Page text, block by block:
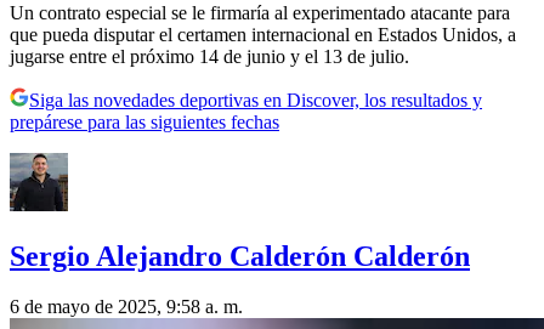
Un contrato especial se le firmaría al experimentado atacante para
que pueda disputar el certamen internacional en Estados Unidos, a
jugarse entre el próximo 14 de junio y el 13 de julio.
Siga las novedades deportivas en Discover, los resultados y
prepárese para las siguientes fechas
Sergio Alejandro Calderón Calderón
6 de mayo de 2025, 9:58 a. m.